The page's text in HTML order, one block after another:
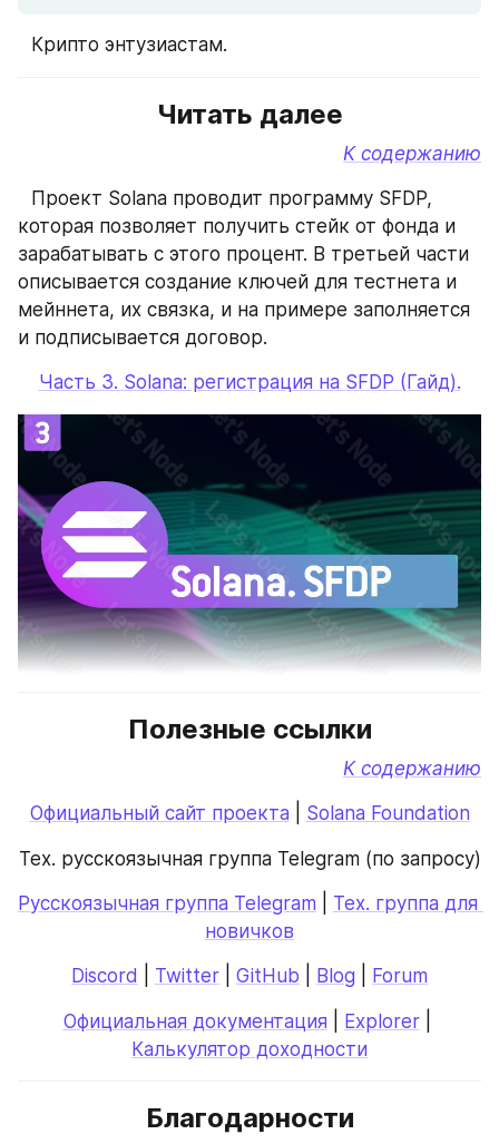
⠀Крипто энтузиастам.
Читать далее
К содержанию
⠀Проект Solana проводит программу SFDP,
которая позволяет получить стейк от фонда и
зарабатывать с этого процент. В третьей части
описывается создание ключей для тестнета и
мейннета, их связка, и на примере заполняется
и подписывается договор.
Часть 3. Solana: регистрация на SFDP (Гайд).
Полезные ссылки
К содержанию
Официальный сайт проекта Solana Foundation
Тех. русскоязычная группа Telegram (по запросу)
Русскоязычная группа Telegram
Тех. группа для
новичков
Discord
Twitter GitHub Blog Forum
Официальная документация Explorer
Калькулятор доходности
Благодарности